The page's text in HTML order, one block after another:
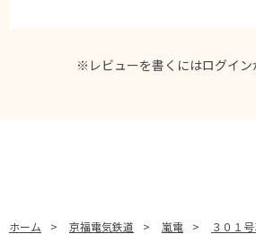
※レビューを書くにはログイン
ホーム > 京福電気鉄道 > 嵐電 > ３０１